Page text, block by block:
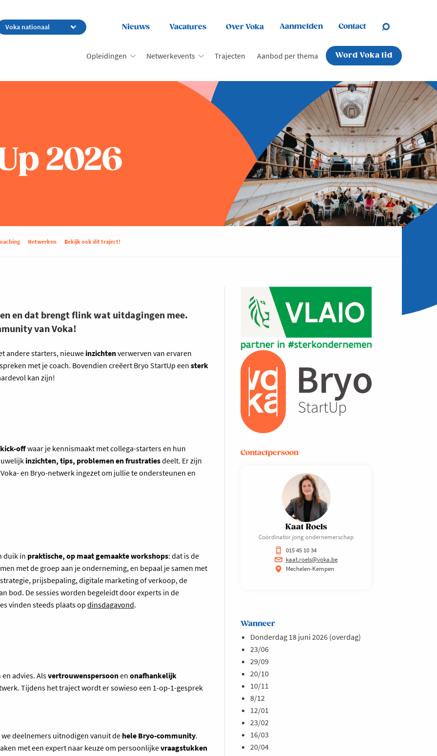
Nieuws Vacatures Over Voka Aanmelden Contact
Opleidingen Netwerkevents Trajecten Aanbod per thema Word Voka lid
2026
Netwerken Bekijk ook dit traject!
en dat brengt flink wat uitdagingen mee.
van Voka!
andere starters, nieuwe inzichtenverwerven van ervaren
met je coach. Bovendien creëert Bryo StartUp een sterk
kan zijn!
kick-offwaar je kennismaakt met collega-starters en hun
inzichten, tips, problemen en frustratiesdeelt. Er zijn
en Bryo-netwerk ingezet om jullie te ondersteunen en
duik in praktische, op maat gemaakte workshops: dat is de
met de groep aan je onderneming, en bepaal je samen met
prijsbepaling, digitale marketing of verkoop, de
bod. De sessies worden begeleidt door experts in de
vinden steeds plaats op dinsdagavond.
advies. Alsvertrouwenspersoonen onafhankelijk
Tijdens het traject wordt er sowieso een 1-op-1-gesprek
deelnemers uitnodigen vanuit de hele Bryo-community.
met een expert naar keuze om persoonlijkevraagstukken
Contactpersoon
Kaat Roels
Coördinator jong ondernemerschap
015 45 10 34
kaat.roels@voka.be
Mechelen-Kempen
Wanneer
Donderdag 18 juni 2026 (overdag)
23/06
29/09
20/10
10/11
8/12
12/01
23/02
16/03
20/04